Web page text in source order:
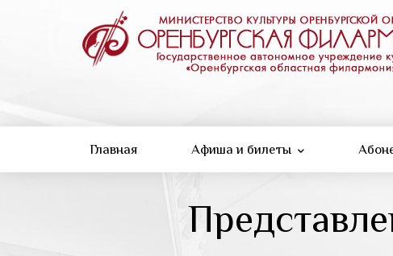
Главная Афиша и билеты